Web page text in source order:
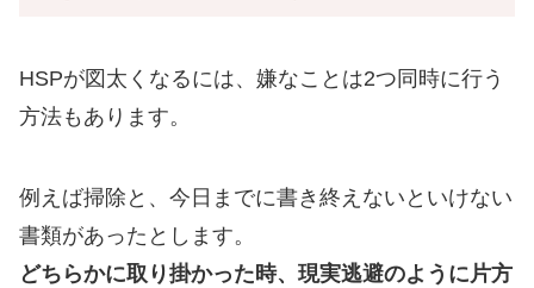
HSPが図太くなるには、嫌なことは2つ同時に行う
方法もあります。
例えば掃除と、今日までに書き終えないといけない
書類があったとします。
どちらかに取り掛かった時、現実逃避のように片方